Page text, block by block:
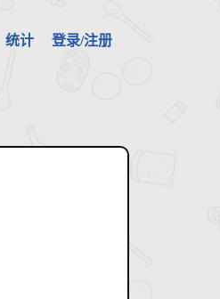
登录/注册
统计